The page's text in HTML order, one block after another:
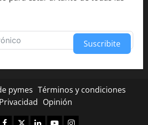
Suscribite
pymes Términos y condiciones
Privacidad Opinión
Facebook
TwitterLinkedinYoutubeInstagram